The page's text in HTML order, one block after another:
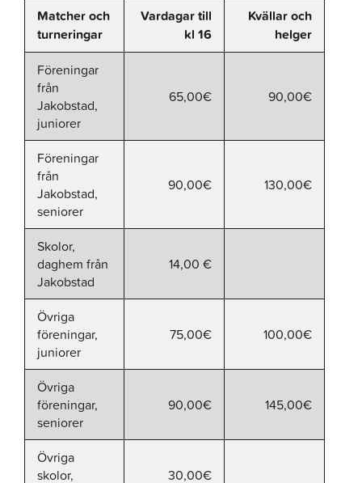
Matcher och
turneringar
Vardagar till
kl 16
Kvällar och
helger
Föreningar
från
Jakobstad,
juniorer
65,00€ 90,00€
Föreningar
från
Jakobstad,
seniorer
90,00€ 130,00€
Skolor,
daghem från
Jakobstad
14,00 €
Övriga
föreningar,
juniorer
75,00€ 100,00€
Övriga
föreningar,
seniorer
90,00€ 145,00€
Övriga
skolor,
30,00€